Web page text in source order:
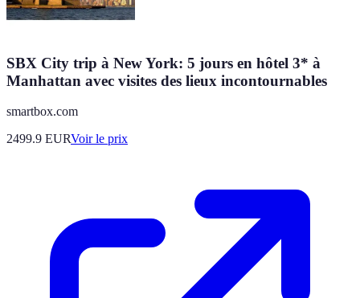
SBX City trip à New York: 5 jours en hôtel 3* à
Manhattan avec visites des lieux incontournables
smartbox.com
2499.9 EURVoir le prix